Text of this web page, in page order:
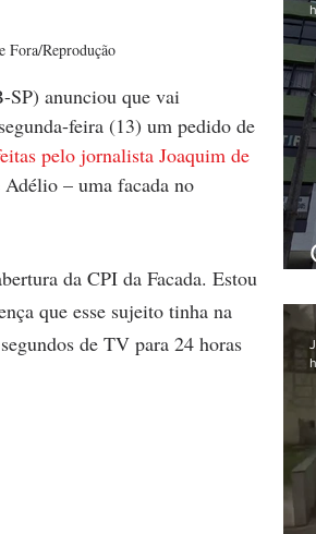
Fora/Reprodução
SP) anunciou que vai
feira (13) um pedido de
pelo jornalista Joaquim de
– uma facada no
da CPI da Facada. Estou
que esse sujeito tinha na
de TV para 24 horas